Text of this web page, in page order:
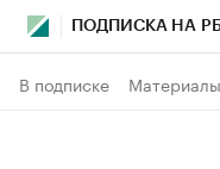
ПОДПИСКА НА
В подписке Материалы